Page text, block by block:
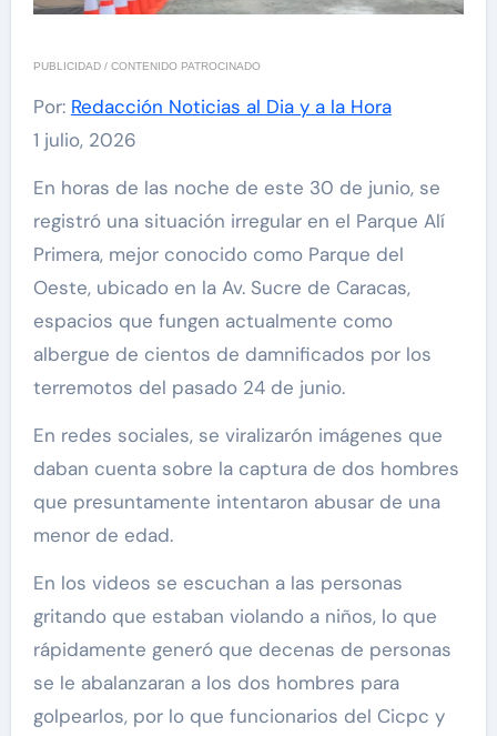
PUBLICIDAD / CONTENIDO PATROCINADO
Por: Redacción Noticias al Dia y a la Hora
1 julio, 2026
En horas de las noche de este 30 de junio, se
registró una situación irregular en el Parque Alí
Primera, mejor conocido como Parque del
Oeste, ubicado en la Av. Sucre de Caracas,
espacios que fungen actualmente como
albergue de cientos de damnificados por los
terremotos del pasado 24 de junio.
En redes sociales, se viralizarón imágenes que
daban cuenta sobre la captura de dos hombres
que presuntamente intentaron abusar de una
menor de edad.
En los videos se escuchan a las personas
gritando que estaban violando a niños, lo que
rápidamente generó que decenas de personas
se le abalanzaran a los dos hombres para
golpearlos, por lo que funcionarios del Cicpc y